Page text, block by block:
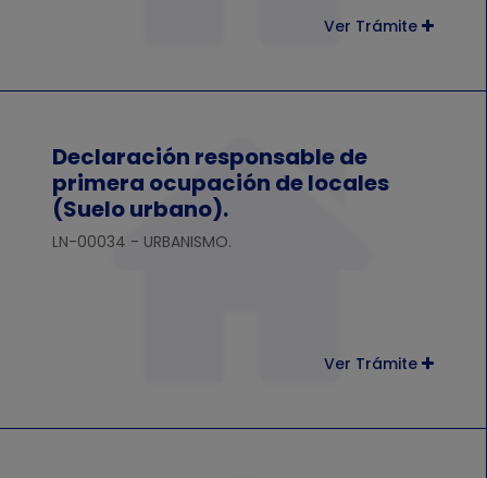
Ver Trámite
Declaración responsable de
primera ocupación de locales
(Suelo urbano).
LN-00034 - URBANISMO.
Ver Trámite